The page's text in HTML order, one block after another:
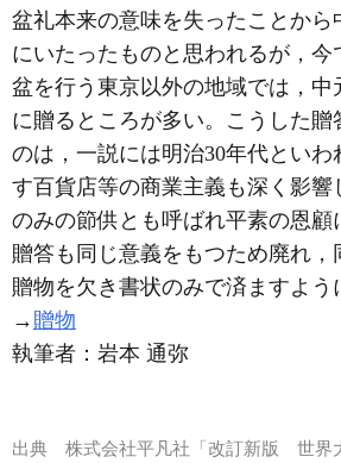
盆礼本来の意味を失ったことから
にいたったものと思われるが，今
盆を行う東京以外の地域では，中
に贈るところが多い。こうした贈
のは，一説には明治30年代といわ
す百貨店等の商業主義も深く影響
のみの節供とも呼ばれ平素の恩顧
贈答も同じ意義をもつため廃れ，
贈物を欠き書状のみで済ますよう
→ 贈物
執筆者： 岩本 通弥
出典 株式会社平凡社「改訂新版 世界